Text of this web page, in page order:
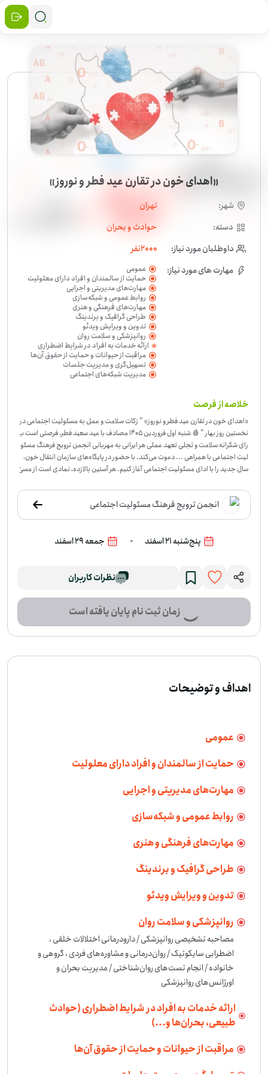
«اهدای خون در تقارن عید فطر و نوروز»
شهر:
تهران
دسته:
حوادث و بحران
داوطلبان مورد نیاز:
2000نفر
مهارت های مورد نیاز:
عمومی
حمایت از سالمندان و افراد دارای معلولیت
مهارت‌های مدیریتی و اجرایی
روابط عمومی و شبکه‌سازی
مهارت‌های فرهنگی و هنری
طراحی گرافیک و برندینگ
تدوین و ویرایش ویدئو
روانپزشکی و سلامت روان
ارائه خدمات به افراد در شرایط اضطراری
(حوادث طبیعی، بحران‌ها و...)
مراقبت از حیوانات و حمایت از حقوق آن‌ها
تسهیل‌گری و مدیریت جلسات
مدیریت شبکه‌های اجتماعی
خلاصه از فرصت
«اهدای خون در تقارن عید فطر و نوروز» " زکات سلامت و عمل به مسئولیت اجتماعی در
نخستین روز بهار " 🩸 شنبه اول فروردین ۱۴۰۵ مصادف با عید سعید فطر، فرصتی است ب
رای شکرانه سلامت و تجلی تعهد عملی هر ایرانی به مهربانی انجمن ترویج فرهنگ مسئو
لیت اجتماعی با همراهی ... دعوت می‌کند. با حضور در پایگا‌ه‌های سازمان انتقال خون،
سال جدید را با ادای مسئولیت اجتماعی آغاز کنیم. هر آستین بالا‌زده، نمادی است از مسئ
ئولیت اجتماعی، سلامت جسم و روان خود و جامعه را دوچندان کنیم. 📍 زمان: از ظهر عی
اعلام آمادگی و دریافت تقدیرنامه .... 🤝 کنار هم هستیم؛ با اهدای خون خود و تشویق و
انجمن ترویج فرهنگ مسئولیت اجتماعی
پنج‌شنبه 21 اسفند - جمعه 29 اسفند
نظرات کاربران
زمان ثبت نام پایان یافته است
اهداف و توضیحات
عمومی
حمایت از سالمندان و افراد دارای معلولیت
مهارت‌های مدیریتی و اجرایی
روابط عمومی و شبکه‌سازی
مهارت‌های فرهنگی و هنری
طراحی گرافیک و برندینگ
تدوین و ویرایش ویدئو
روانپزشکی و سلامت روان
مصاحبه تشخیصی روانپزشکی / دارودرمانی اختلالات خلقی ،
اضطرابی سایکوتیک / روان‌درمانی و مشاوره‌های فردی ، گروهی و
خانواده / انجام تست‌های روان‌شناختی / مدیریت بحران و
اورژانس‌های روانپزشکی
ارائه خدمات به افراد در شرایط اضطراری (حوادث
طبیعی، بحران‌ها و...)
مراقبت از حیوانات و حمایت از حقوق آن‌ها